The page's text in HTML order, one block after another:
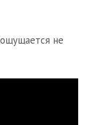
не